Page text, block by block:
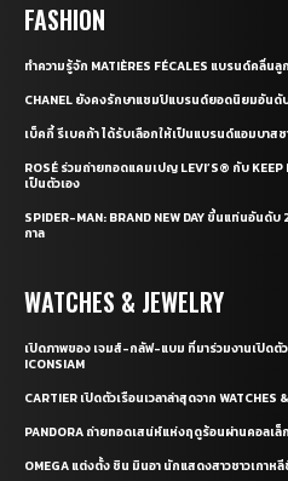
FASHION
ทำความรู้จัก MATIÈRES FÉCALES แบรนด์คลื่นลู
CHANEL ยังคงรักษาแชมป์แบรนด์ยอดนิยมอันดับ
เบ็คกี้ รีเบคก้า ได้รับเลือกให้เป็นแบรนด์แอมบาส
ROSÉ ร่วมถ่ายทอดแคมเปญ LEVI’S® กับ
เป็นตัวเอง
SPIDER-MAN: BRAND NEW DAY ขึ้นแท่นอันดั
กาล
WATCHES & JEWELRY
เปิดภาพของ เจมส์-กลัฟ-แบม ที่มาร่วมงานเปิดตั
ICONSIAM
CARTIER เปิดตัวเรือนเวลาล่าสุดจาก
PANDORA ถ่ายทอดเสน่ห์แห่งฤดูร้อนผ่านคอลเล็ก
OMEGA แต่งตั้ง ชิน มินอา นักแสดงสาวชาวเกา